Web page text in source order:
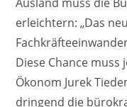
erleichtern: „Das
Diese Chance muss
Ökonom Jurek
dringend die